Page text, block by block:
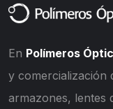
En Polímeros
y comercialización
armazones, lentes